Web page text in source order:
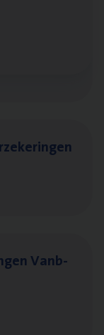
— Soci­al
Van­b­